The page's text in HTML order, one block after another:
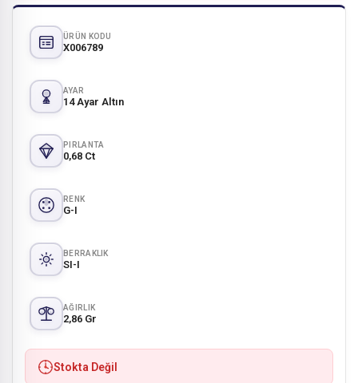
ÜRÜN KODU
X006789
AYAR
14 Ayar Altın
PIRLANTA
0,68 Ct
RENK
G-I
BERRAKLIK
SI-I
AĞIRLIK
2,86 Gr
Stokta Değil